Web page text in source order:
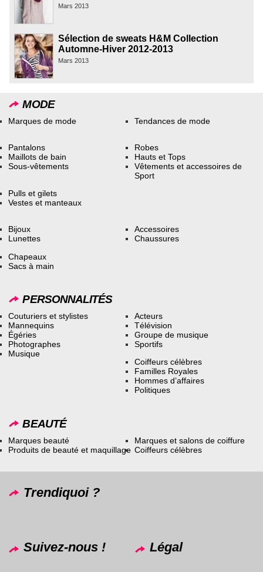
Mars 2013
Sélection de sweats H&M Collection
Automne-Hiver 2012-2013
Mars 2013
MODE
Marques de mode Tendances de mode
Pantalons
Maillots de bain
Sous-vêtements
Robes
Hauts et Tops
Vêtements et accessoires de
Sport
Pulls et gilets
Vestes et manteaux
Bijoux
Lunettes
Accessoires
Chaussures
Chapeaux
Sacs à main
PERSONNALITÉS
Couturiers et stylistes
Mannequins
Égéries
Photographes
Musique
Acteurs
Télévision
Groupe de musique
Sportifs
Coiffeurs célèbres
Familles Royales
Hommes d’affaires
Politiques
BEAUTÉ
Marques beauté
Produits de beauté et maquillage
Marques et salons de coiffure
Coiffeurs célèbres
Trendiquoi ?
Suivez-nous ! Légal